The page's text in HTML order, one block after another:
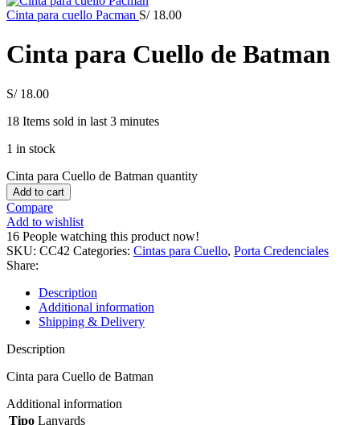
Cinta para cuello Pacman S/18.00
Cinta para Cuello de Batman
S/18.00
18 Items sold in last 3 minutes
1 in stock
Cinta para Cuello de Batman quantity
Add to cart
Compare
Add to wishlist
16 People watching this product now!
SKU: CC42 Categories: Cintas para Cuello, Porta Credenciales
Share:
Description
Additional information
Shipping & Delivery
Description
Cinta para Cuello de Batman
Additional information
Tipo Lanyards